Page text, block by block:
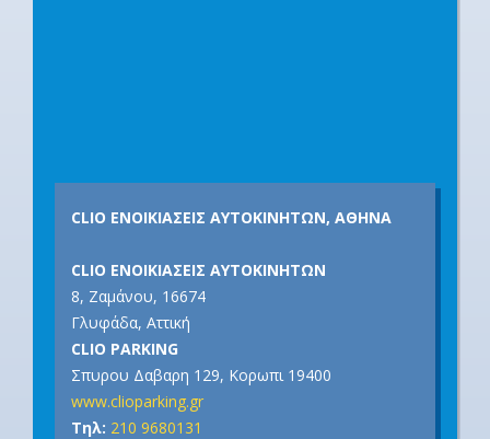
CLIO ΕΝΟΙΚΙΑΣΕΙΣ ΑΥΤΟΚΙΝΗΤΩΝ, ΑΘΗΝΑ
CLIO ΕΝΟΙΚΙΑΣΕΙΣ ΑΥΤΟΚΙΝΗΤΩΝ
8, Ζαμάνου, 16674
Γλυφάδα, Αττική
CLIO PARKING
Σπυρου Δαβαρη 129, Κορωπι 19400
www.clioparking.gr
Τηλ: 210 9680131